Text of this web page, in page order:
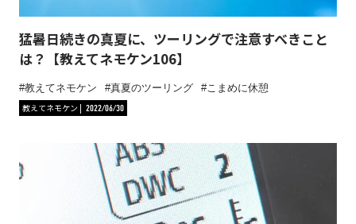
猛暑日続きの真夏に、ツーリングで注意すべきこと
は？【教えてネモケン106】
教えてネモケン 真夏のツーリング
こまめに休憩
教えてネモケン
2022/06/30